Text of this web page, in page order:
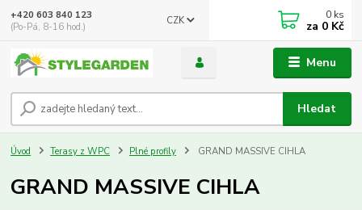
Menu
CZK
Hledat
+420 603 840 123
(Po-Pá, 8-16 hod.)
0 ks
za 0 Kč
Úvod Terasy z WPC Plné profily GRAND MASSIVE CIHLA
GRAND MASSIVE CIHLA